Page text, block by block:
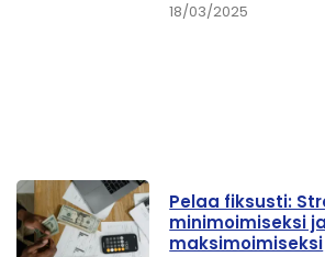
18/03/2025
Pelaa fiksusti:
minimoimiseksi
maksimoimiseksi